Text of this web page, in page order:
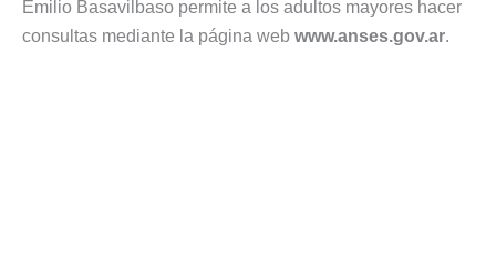
Emilio Basavilbaso permite a los adultos mayores hacer
consultas mediante la página web www.anses.gov.ar.